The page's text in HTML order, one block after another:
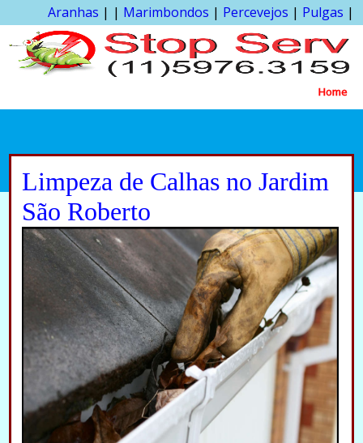
Aranhas | | Marimbondos | Percevejos | Pulgas |
Home
Limpeza de Calhas no Jardim
São Roberto